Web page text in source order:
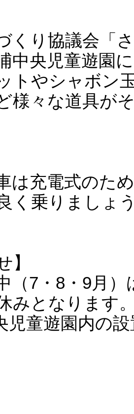
くり協議会「
中央児童遊園
トやシャボン
様々な道具が
は充電式のた
く乗りましょ
】
（7・8・9月
みとなります
児童遊園内の